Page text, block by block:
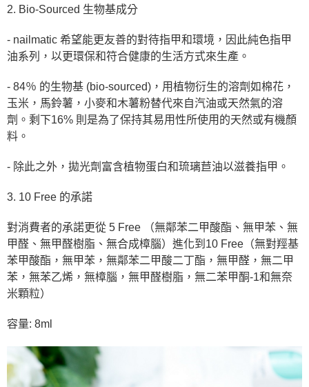
※ 請注意：結帳手續完成當下不需立刻繳費，但若您需要取消訂單，請聯絡
後付繳納相關費用。
※ 交易是否成功請以「AFTEE先享後付 」之結帳頁面顯示為準，若有關於
是否繳費成功／繳費後需取消欲退款等相關疑問，請聯繫「AFTEE先享後付
【注意事項】
１．透過由恩沛科技股份有限公司提供之「AFTEE先享後付」服務完成之交
易，需依本服務之必要範圍內提供個人資料，並將交易相關給付款項請求債
權轉讓予恩沛科技股份有限公司。
https://aftee.tw/terms/#terms3
任。
時審查核予不同之上限額度；若仍有額度不足之情形，本公司將視審查結果
請求用戶進行身份認證。
５．嚴禁一人註冊多個帳號或使用他人資訊註冊。若發現惡意使用之情形，
恩沛科技股份有限公司將有權停止該用戶之使用額度並採取法律行動。
2. Bio-Sourced 生物基成分
- nailmatic 希望能更友善的對待指甲和環境，因此純色指甲
油系列，以更環保和符合健康的生活方式來生產。
- 84％ 的生物基 (bio-sourced)，用植物衍生的溶劑如棉花，
玉米，馬鈴薯，小麥和木薯粉替代來自汽油或天然氣的溶
劑。剩下16% 則是為了保持其易用性所使用的天然或有機顏
料。
- 除此之外，拋光劑富含植物蛋白和琉璃苣油以滋養指甲。
3. 10 Free 的承諾
對消費者的承諾更從 5 Free （無鄰苯二甲酸酯、無甲苯、無
甲醛、無甲醛樹脂、無合成樟腦）進化到10 Free（無對羥基
苯甲酸酯，無甲苯，無鄰苯二甲酸二丁酯，無甲醛，無二甲
苯，無苯乙烯，無樟腦，無甲醛樹脂，無二苯甲酮-1和無奈
米顆粒）
容量: 8ml